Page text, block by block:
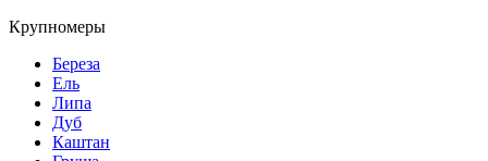
Крупномеры
Береза
Ель
Липа
Дуб
Каштан